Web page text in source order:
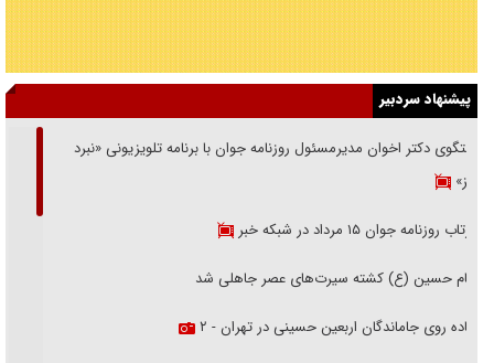
پیشنهاد سردبیر
گفتگوی دکتر اخوان مدیرمسئول روزنامه جوان با برنامه تلویزیونی «نبرد
هرمز»
بازتاب روزنامه جوان ۱۵ مرداد در شبکه خبر
امام حسین (ع) کشته سیرت‌های عصر جاهلی شد
پیاده روی جاماندگان اربعین حسینی در تهران - ۲